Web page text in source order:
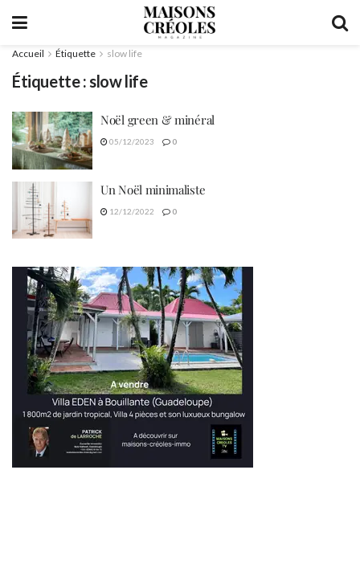
Accueil Étiquette slow life
Étiquette :slow life
Noël green & minéral
05/12/2023 0
Un Noël minimaliste
12/12/2022 0